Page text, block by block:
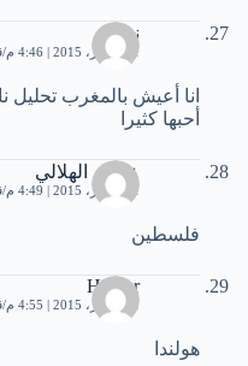
نرمين
11 أكتوبر، 2015 | 4:46 م
انا أعيش بالمغرب تحليل
أحبها كثيرا
عصام الهلالي
11 أكتوبر، 2015 | 4:49 م
فلسطين
Hunter
11 أكتوبر، 2015 | 4:55 م
هولندا